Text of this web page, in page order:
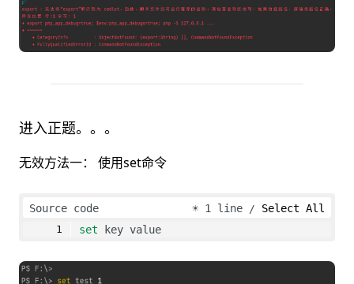
进入正题。。。
无效方法一： 使用set命令
Source code ☀ 1 line
Select All
set key value